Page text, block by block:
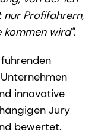
Profifahrern,
wird".
innovative
Jury
bewertet.